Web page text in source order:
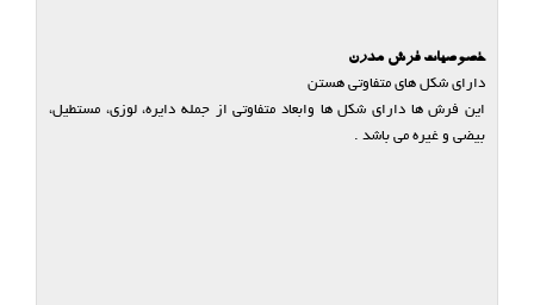
خصوصیات فرش مدرن
دارای شکل های متفاوتی هستن
این فرش ها دارای شکل ها وابعاد متفاوتی از جمله دایره، لوزی، مستطیل،
بیضی و غیره می باشد .